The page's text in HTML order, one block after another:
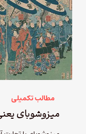
مطالب تکمیلی
میزوشوبای